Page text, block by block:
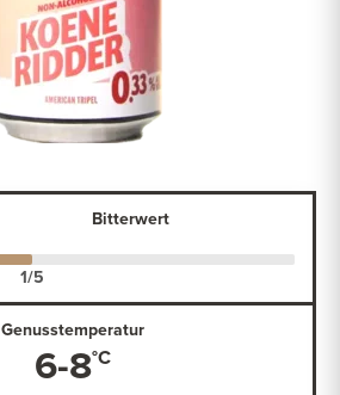
Bitterwert
Genusstemperatur
6-8